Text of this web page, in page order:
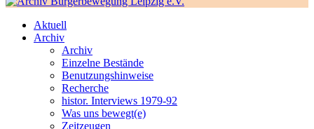
Aktuell
Archiv
Archiv
Einzelne Bestände
Benutzungshinweise
Recherche
histor. Interviews 1979-92
Was uns bewegt(e)
Zeitzeugen